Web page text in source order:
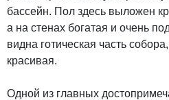
бассейн. Пол здесь выложен
а на стенах богатая и очень
видна готическая часть
красивая.
Одной из главных